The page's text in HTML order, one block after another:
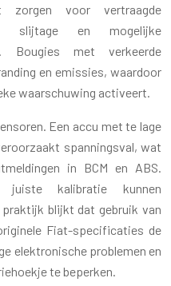
voor vertraagde
slijtage en mogelijke
Bougies met verkeerde
en emissies, waardoor
waarschuwing activeert.
Een accu met te lage
spanningsval, wat
in BCM en ABS.
juiste kalibratie kunnen
blijkt dat gebruik van
Fiat-specificaties de
elektronische problemen en
te beperken.